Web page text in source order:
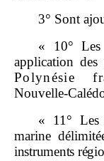
3° Sont
« 10° Les
application
Polynésie
« 11° Les
marine
instruments